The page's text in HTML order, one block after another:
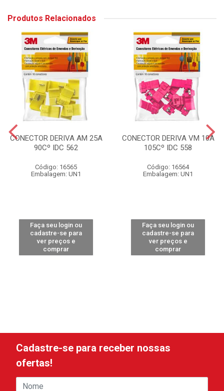
Produtos Relacionados
CONECTOR DERIVA AM 25A
90Cº IDC 562
Código: 16565
Embalagem: UN1
Faça seu login ou
cadastre-se para
ver preços e
comprar
CONECTOR DERIVA VM 10A
105Cº IDC 558
Código: 16564
Embalagem: UN1
Faça seu login ou
cadastre-se para
ver preços e
comprar
Cadastre-se para receber nossas
ofertas!